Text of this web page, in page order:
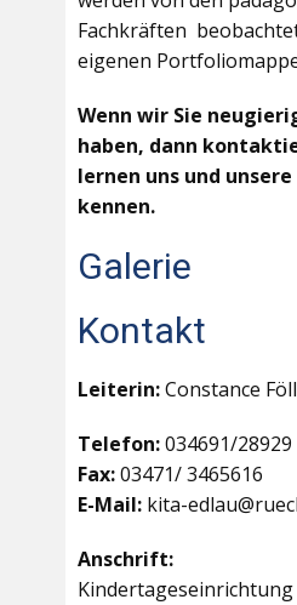
Fachkräften
eigenen
Wenn wir Sie
haben, dann
lernen uns und
kennen.
Galerie
Kontakt
Leiterin:Constance
Telefon:034691/28929
Fax:03471/ 3465616
E-Mail: kita-
Anschrift:
Kindertageseinrichtung